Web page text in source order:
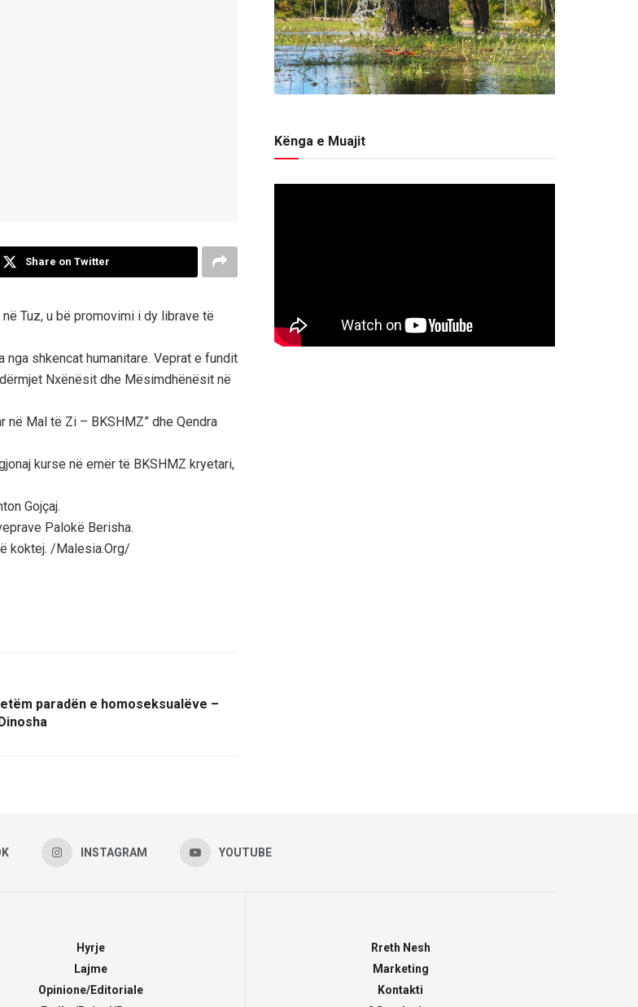
Share on Twitter
Tuz, u bë promovimi i dy librave të
shkencat humanitare. Veprat e fundit
Nxënësit dhe Mësimdhënësit në
Mal të Zi – BKSHMZ” dhe Qendra
kurse në emër të BKSHMZ kryetari,
Gojçaj.
Palokë Berisha.
koktej. /Malesia.Org/
paradën e homoseksualëve –
Kënga e Muajit
INSTAGRAM YOUTUBE
Hyrje
Lajme
Opinione/Editoriale
Rreth Nesh
Marketing
Kontakti